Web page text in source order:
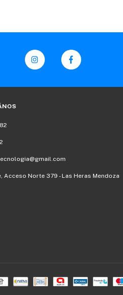
Acceso Norte 379 - Las Heras Mendoza